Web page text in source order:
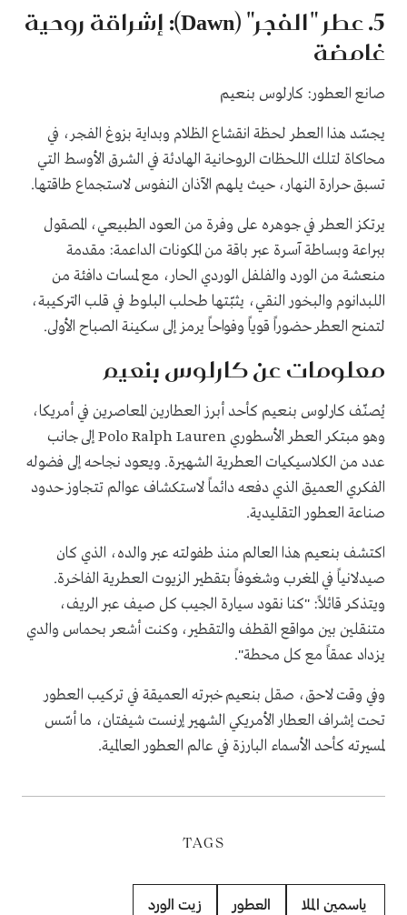
5. عطر "الفجر" (Dawn): إشراقة روحية
غامضة
صانع العطور: كارلوس بنعيم
يجسّد هذا العطر لحظة انقشاع الظلام وبداية بزوغ الفجر، في
محاكاة لتلك اللحظات الروحانية الهادئة في الشرق الأوسط التي
تسبق حرارة النهار، حيث يلهم الآذان النفوس لاستجماع طاقتها.
يرتكز العطر في جوهره على وفرة من العود الطبيعي، المصقول
ببراعة وبساطة آسرة عبر باقة من المكونات الداعمة: مقدمة
منعشة من الورد والفلفل الوردي الحار، مع لمسات دافئة من
اللبدانوم والبخور النقي، يثبّتها طحلب البلوط في قلب التركيبة،
لتمنح العطر حضوراً قوياً وفواحاً يرمز إلى سكينة الصباح الأولى.
معلومات عن كارلوس بنعيم
يُصنّف كارلوس بنعيم كأحد أبرز العطارين المعاصرين في أمريكا،
وهو مبتكر العطر الأسطوري Polo Ralph Lauren إلى جانب
عدد من الكلاسيكيات العطرية الشهيرة. ويعود نجاحه إلى فضوله
الفكري العميق الذي دفعه دائماً لاستكشاف عوالم تتجاوز حدود
صناعة العطور التقليدية.
اكتشف بنعيم هذا العالم منذ طفولته عبر والده، الذي كان
صيدلانياً في المغرب وشغوفاً بتقطير الزيوت العطرية الفاخرة.
ويتذكر قائلاً: "كنا نقود سيارة الجيب كل صيف عبر الريف،
متنقلين بين مواقع القطف والتقطير، وكنت أشعر بحماس والدي
يزداد عمقاً مع كل محطة".
وفي وقت لاحق، صقل بنعيم خبرته العميقة في تركيب العطور
تحت إشراف العطار الأمريكي الشهير إرنست شيفتان، ما أسّس
لمسيرته كأحد الأسماء البارزة في عالم العطور العالمية.
TAGS
ياسمين الملا العطور زيت الورد